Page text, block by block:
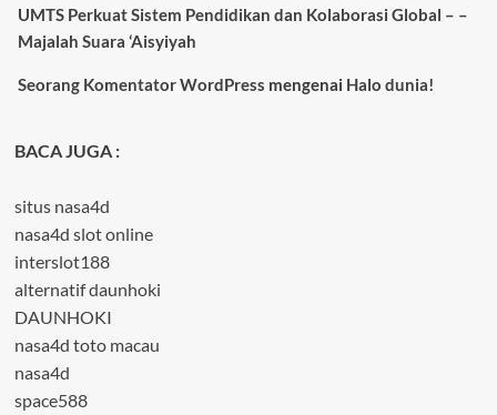
UMTS Perkuat Sistem Pendidikan dan Kolaborasi Global – –
Majalah Suara ‘Aisyiyah
Seorang Komentator WordPress mengenai Halo dunia!
BACA JUGA :
situs nasa4d
nasa4d slot online
interslot188
alternatif daunhoki
DAUNHOKI
nasa4d toto macau
nasa4d
space588